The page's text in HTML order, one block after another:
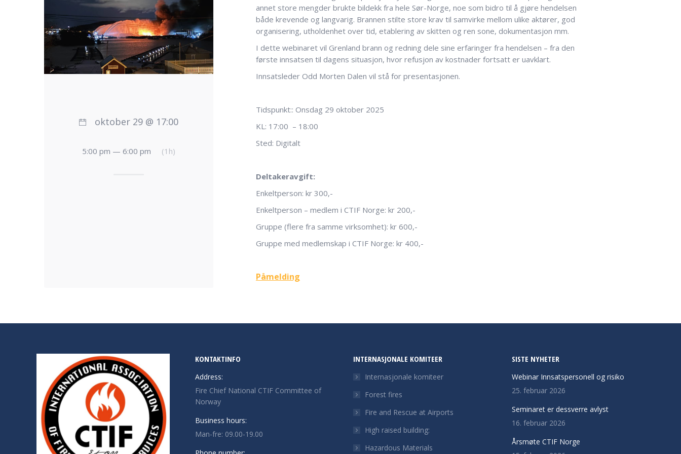
annet store mengder brukte bildekk fra hele Sør-Norge, noe som bidro til å gjøre hendelsen
både krevende og langvarig. Brannen stilte store krav til samvirke mellom ulike aktører, god
organisering, utholdenhet over tid, etablering av skitten og ren sone, dokumentasjon mm.
I dette webinaret vil Grenland brann og redning dele sine erfaringer fra hendelsen – fra den
første innsatsen til dagens situasjon, hvor refusjon av kostnader fortsatt er uavklart.
Innsatsleder Odd Morten Dalen vil stå for presentasjonen.
Tidspunkt:: Onsdag 29 oktober 2025
KL: 17:00 – 18:00
Sted: Digitalt
Deltakeravgift:
Enkeltperson: kr 300,-
Enkeltperson – medlem i CTIF Norge: kr 200,-
Gruppe (flere fra samme virksomhet): kr 600,-
Gruppe med medlemskap i CTIF Norge: kr 400,-
Påmelding
oktober 29 @ 17:00
5:00 pm — 6:00 pm (1h)
KONTAKTINFO
Address:
Fire Chief National CTIF Committee of
Norway
Business hours:
Man-fre: 09.00-19.00
INTERNASJONALE KOMITEER
Internasjonale komiteer
Forest fires
Fire and Rescue at Airports
High raised building:
Hazardous Materials
SISTE NYHETER
Webinar Innsatspersonell og risiko
25. februar 2026
Seminaret er dessverre avlyst
16. februar 2026
Årsmøte CTIF Norge